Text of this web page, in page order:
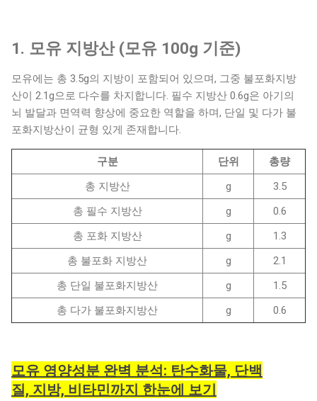
1. 모유 지방산 (모유 100g 기준)
모유에는 총 3.5g의 지방이 포함되어 있으며, 그중 불포화지방
산이 2.1g으로 다수를 차지합니다. 필수 지방산 0.6g은 아기의
뇌 발달과 면역력 향상에 중요한 역할을 하며, 단일 및 다가 불
포화지방산이 균형 있게 존재합니다.
구분 단위
총량
총 지방산
g
3.5
총 필수 지방산
g
0.6
총 포화 지방산
g
1.3
총 불포화 지방산
g
2.1
총 단일 불포화지방산
g
1.5
총 다가 불포화지방산
g 0.6
모유 영양성분 완벽 분석: 탄수화물, 단백
질, 지방, 비타민까지 한눈에 보기